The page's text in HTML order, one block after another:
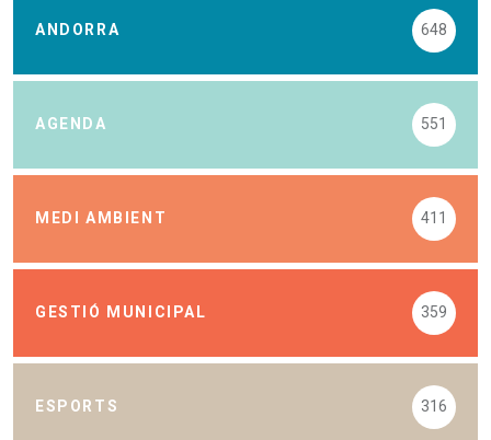
ANDORRA 648
AGENDA 551
MEDI AMBIENT 411
GESTIÓ MUNICIPAL 359
ESPORTS 316